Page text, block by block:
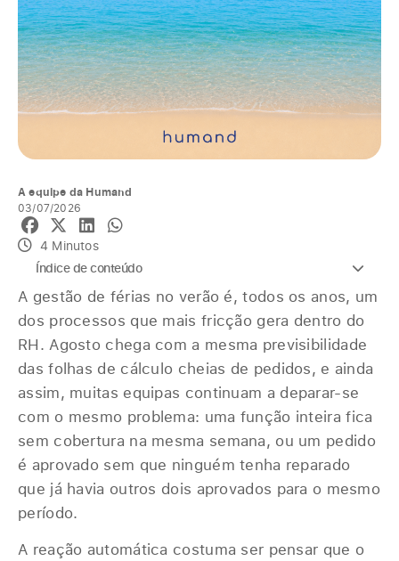
A equipe da Humand
03/07/2026
4 Minutos
Índice de conteúdo
A gestão de férias no verão é, todos os anos, um
dos processos que mais fricção gera dentro do
RH. Agosto chega com a mesma previsibilidade
das folhas de cálculo cheias de pedidos, e ainda
assim, muitas equipas continuam a deparar-se
com o mesmo problema: uma função inteira fica
sem cobertura na mesma semana, ou um pedido
é aprovado sem que ninguém tenha reparado
que já havia outros dois aprovados para o mesmo
período.
A reação automática costuma ser pensar que o